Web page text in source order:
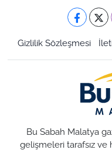
Gizlilik Sözleşmesi
Bu Sabah Malatya
gelişmeleri tarafsız ve